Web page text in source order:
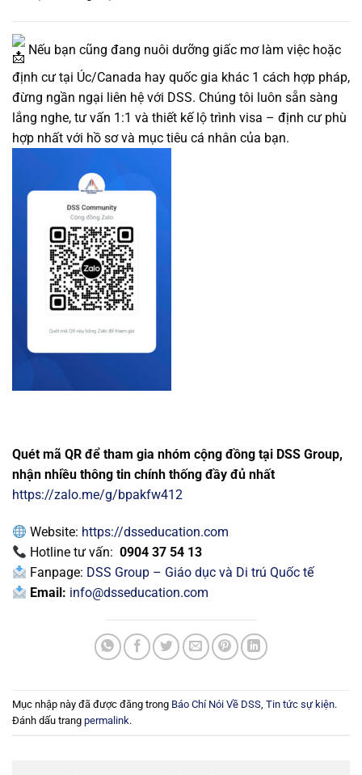
Nếu bạn cũng đang nuôi dưỡng giấc mơ làm việc hoặc
định cư tại Úc/Canada hay quốc gia khác 1 cách hợp pháp,
đừng ngần ngại liên hệ với DSS. Chúng tôi luôn sẵn sàng
lắng nghe, tư vấn 1:1 và thiết kế lộ trình visa – định cư phù
hợp nhất với hồ sơ và mục tiêu cá nhân của bạn.
Quét mã QR để tham gia nhóm cộng đồng tại DSS Group,
nhận nhiều thông tin chính thống đầy đủ nhất
https://zalo.me/g/bpakfw412
Website: https://dsseducation.com
Hotline tư vấn:0904 37 54 13
Fanpage: DSS Group – Giáo dục và Di trú Quốc tế
Email: info@dsseducation.com
Mục nhập này đã được đăng trong Báo Chí Nói Về DSS Tin tức sự kiện.
Đánh dấu trang permalink.